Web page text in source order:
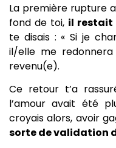
La première rupture
fond de toi, il restait
te disais : « Si je
il/elle me
revenu(e).
Ce retour t’a
l’amour avait été
croyais alors, avoir
sorte de validation